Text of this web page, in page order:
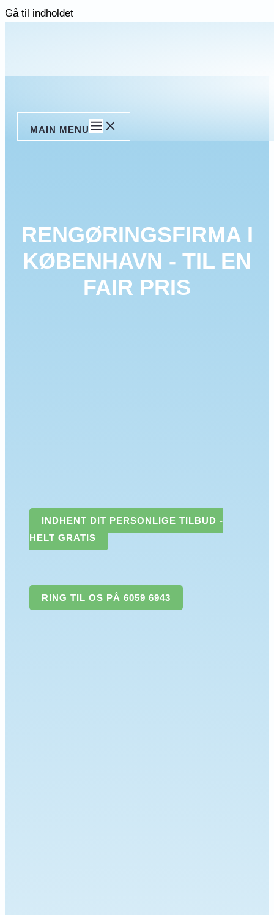
Gå til indholdet
MAIN MENU
RENGØRINGSFIRMA I
KØBENHAVN - TIL EN
FAIR PRIS
INDHENT DIT PERSONLIGE TILBUD -
HELT GRATIS
RING TIL OS PÅ 6059 6943